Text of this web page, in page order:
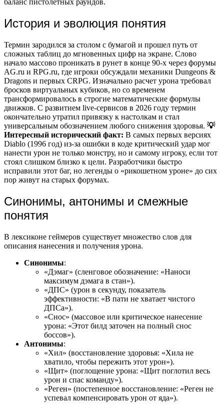
баланс пистолетных раундов.
История и эволюция понятия
Термин зародился за столом с бумагой и прошел путь от
сложных таблиц до мгновенных цифр на экране. Слово
начало массово проникать в рунет в конце 90-х через форумы
AG.ru и RPG.ru, где игроки обсуждали механики Dungeons &
Dragons и первых CRPG. Изначально расчет урона требовал
бросков виртуальных кубиков, но со временем
трансформировалось в строгие математические формулы
движков. С развитием live-сервисов в 2026 году термин
окончательно утратил привязку к настолкам и стал
универсальным обозначением любого снижения здоровья. 💡
Интересный исторический факт: В самых первых версиях
Diablo (1996 год) из-за ошибки в коде критический удар мог
нанести урон не только монстру, но и самому игроку, если тот
стоял слишком близко к цели. Разработчики быстро
исправили этот баг, но легенды о «рикошетном уроне» до сих
пор живут на старых форумах.
Синонимы, антонимы и смежные
понятия
В лексиконе геймеров существует множество слов для
описания нанесения и получения урона.
Синонимы:
«Дэмаг» (сленговое обозначение: «Наноси
максимум дэмага в стан»).
«ДПС» (урон в секунду, показатель
эффективности: «В пати не хватает чистого
ДПСа»).
«Снос» (массовое или критическое нанесение
урона: «Этот билд заточен на полный снос
боссов»).
Антонимы:
«Хил» (восстановление здоровья: «Хила не
хватило, чтобы пережить этот урон»).
«Щит» (поглощение урона: «Щит поглотил весь
урон и спас команду»).
«Реген» (постепенное восстановление: «Реген не
успевал компенсировать урон от яда»).